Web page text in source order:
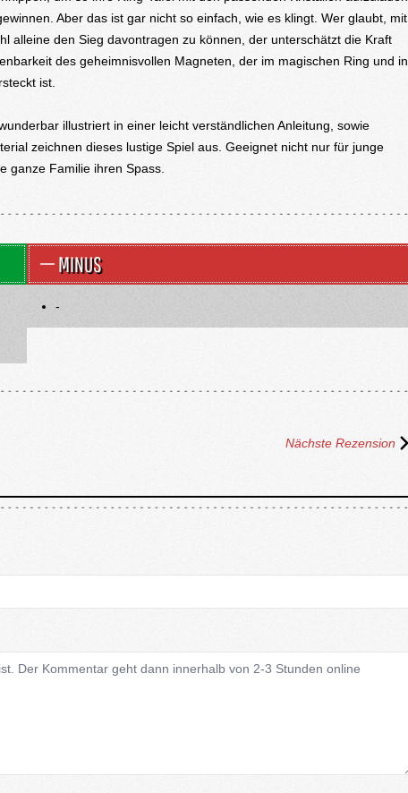
Aber das ist gar nicht so einfach, wie es klingt. Wer glaubt, mit
alleine den Sieg davontragen zu können, der unterschätzt die Kraft
des geheimnisvollen Magneten, der im magischen Ring und in
ist.
illustriert in einer leicht verständlichen Anleitung, sowie
zeichnen dieses lustige Spiel aus. Geeignet nicht nur für junge
ganze Familie ihren Spass.
MINUS
-
Nächste Rezension